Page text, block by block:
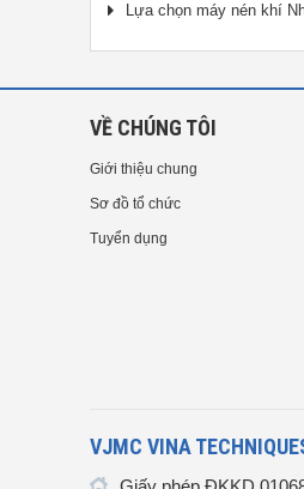
Lựa chọn máy nén khí
VỀ CHÚNG TÔI
Giới thiệu chung
Sơ đồ tổ chức
Tuyển dụng
VJMC VINA